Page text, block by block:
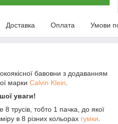
Доставка Оплата Умови
бавовни з додаванням
марки Calvin Klein
уваги!
трусів, тобто 1 пачка, до якої
в 8 різних кольорах гумки